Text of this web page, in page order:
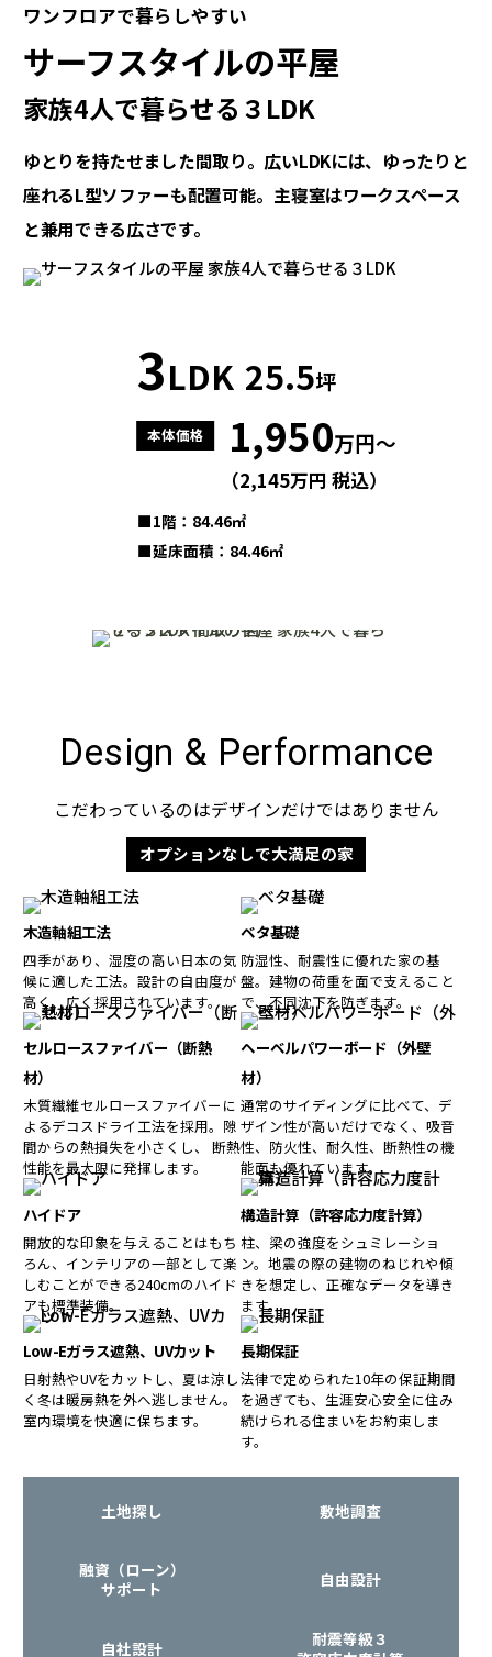
ワンフロアで暮らしやすい
サーフスタイルの平屋
家族4人で暮らせる３LDK
ゆとりを持たせました間取り。 広いLDKには、ゆったりと
座れるL型ソファーも配置可能。 主寝室はワークスペース
と兼用できる広さです。
3LDK 25.5坪
本体価格 1,950万円～
（2,145万円 税込）
■1階：84.46㎡
■延床面積：84.46㎡
Design & Performance
こだわっているのはデザインだけではありません
オプションなしで大満足の家
木造軸組工法
四季があり、湿度の高い日本の気
候に適した工法。設計の自由度が
高く、広く採用されています。
ベタ基礎
防湿性、耐震性に優れた家の基
盤。建物の荷重を面で支えること
で、不同沈下を防ぎます。
セルロースファイバー（断熱
材）
木質繊維セルロースファイバーに
よるデコスドライ工法を採用。隙
間からの熱損失を小さくし、 断熱
性能を最大限に発揮します。
ヘーベルパワーボード（外壁
材）
通常のサイディングに比べて、デ
ザイン性が高いだけでなく、吸音
性、防火性、耐久性、断熱性の機
能面も優れています。
ハイドア
開放的な印象を与えることはもち
ろん、インテリアの一部として楽
しむことができる240cmのハイド
アも標準装備。
構造計算（許容応力度計算）
柱、梁の強度をシュミレーショ
ン。地震の際の建物のねじれや傾
きを想定し、正確なデータを導き
ます。
Low-Eガラス遮熱、UVカット
日射熱やUVをカットし、夏は涼し
く冬は暖房熱を外へ逃しません。
室内環境を快適に保ちます。
長期保証
法律で定められた10年の保証期間
を過ぎても、生涯安心安全に住み
続けられる住まいをお約束しま
す。
土地探し 敷地調査
融資（ローン）
サポート
自由設計
自社設計
耐震等級３